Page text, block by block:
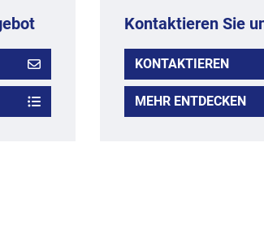
Kontaktieren Sie
KONTAKTIEREN
MEHR ENTDECKEN